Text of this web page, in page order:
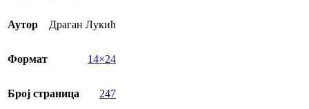
Аутор Драган Лукић
Формат 14×24
Број страница 247